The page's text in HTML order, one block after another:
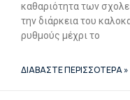
καθαριότητα των
την διάρκεια του
ρυθμούς μέχρι το
ΔΙΑΒΑΣΤΕ ΠΕΡΙΣΣΟΤΕΡΑ »